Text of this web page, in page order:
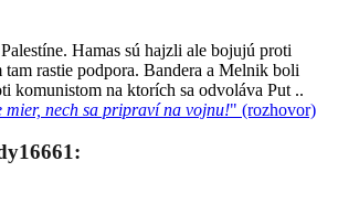
Hamas sú hajzli ale bojujú proti
tam rastie podpora. Bandera a Melnik boli
komunistom na ktorích sa odvoláva Put ..
mier, nech sa pripraví na vojnu!" (rozhovor)